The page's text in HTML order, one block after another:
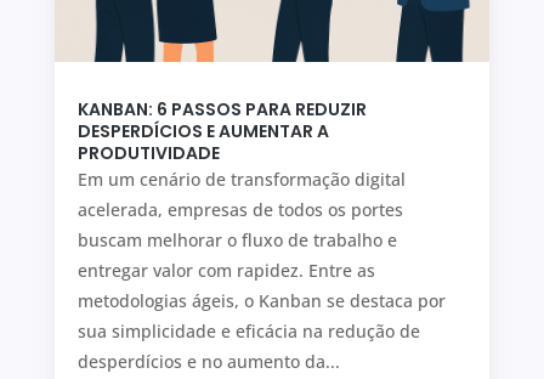
KANBAN: 6 PASSOS PARA REDUZIR
DESPERDÍCIOS E AUMENTAR A
PRODUTIVIDADE
Em um cenário de transformação digital
acelerada, empresas de todos os portes
buscam melhorar o fluxo de trabalho e
entregar valor com rapidez. Entre as
metodologias ágeis, o Kanban se destaca por
sua simplicidade e eficácia na redução de
desperdícios e no aumento da...